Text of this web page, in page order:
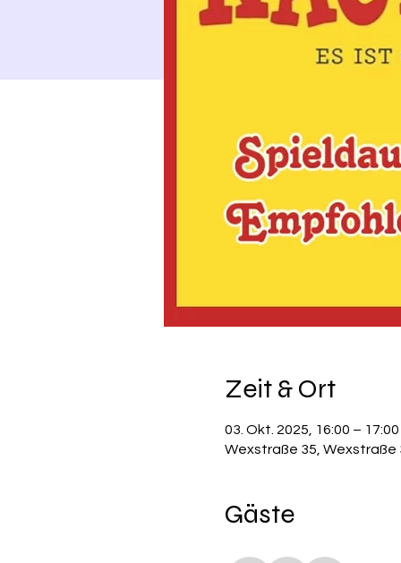
Zeit & Ort
03. Okt. 2025, 16:00 – 17:00
Wexstraße 35, Wexstraße
Gäste